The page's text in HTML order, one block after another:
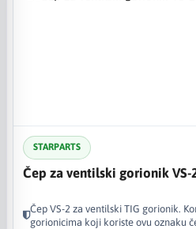
STARPARTS
Čep za ventilski gorionik VS-
Čep VS-2 za ventilski TIG gorionik.
gorionicima koji koriste ovu oznaku